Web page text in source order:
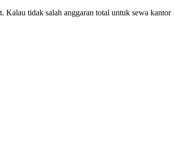
Kalau tidak salah anggaran total untuk sewa kantor